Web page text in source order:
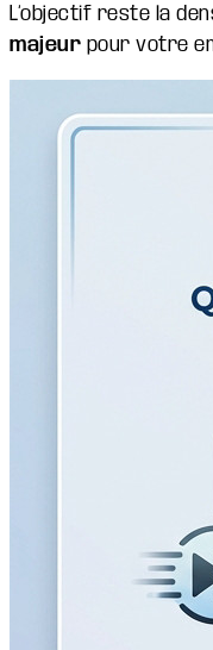
L’objectif reste la
majeur pour votre